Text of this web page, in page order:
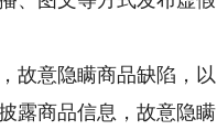
故意隐瞒商品缺陷，以
露商品信息，故意隐瞒